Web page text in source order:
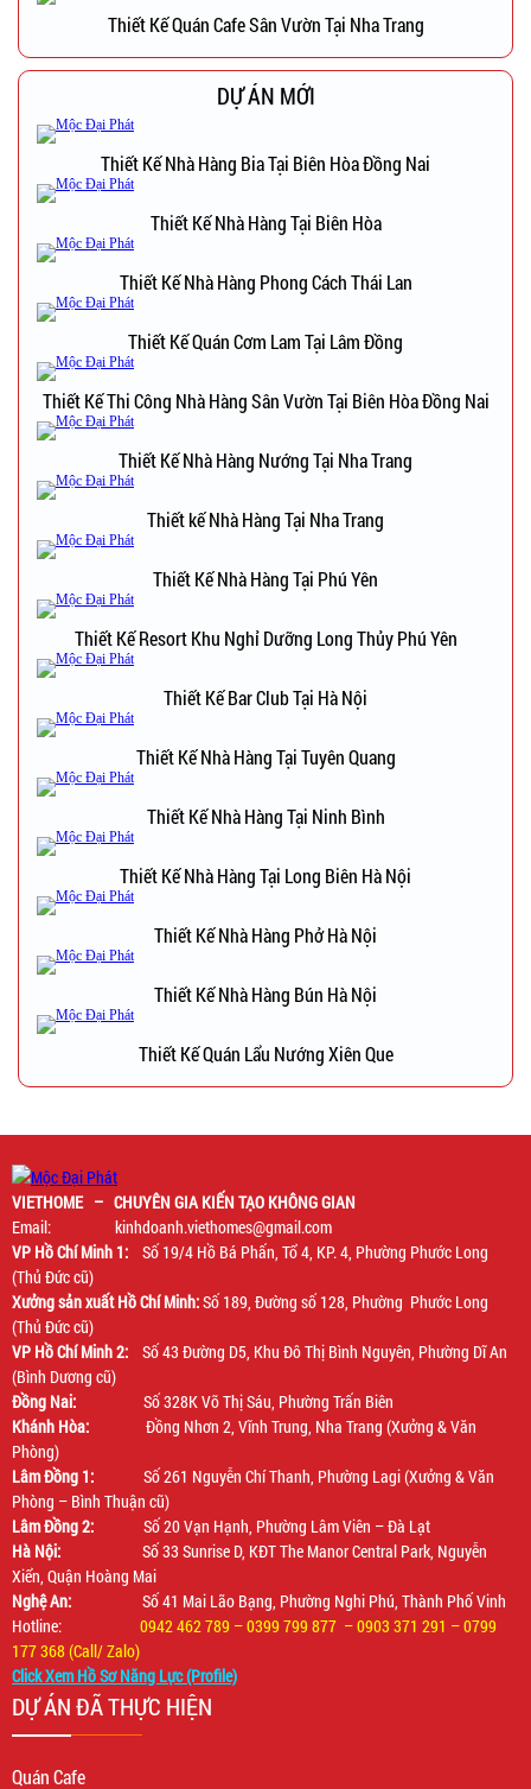
Thiết Kế Quán Cafe Sân Vườn Tại Nha Trang
DỰ ÁN MỚI
Thiết Kế Nhà Hàng Bia Tại Biên Hòa Đồng Nai
Thiết Kế Nhà Hàng Tại Biên Hòa
Thiết Kế Nhà Hàng Phong Cách Thái Lan
Thiết Kế Quán Cơm Lam Tại Lâm Đồng
Thiết Kế Thi Công Nhà Hàng Sân Vườn Tại Biên Hòa Đồng Nai
Thiết Kế Nhà Hàng Nướng Tại Nha Trang
Thiết kế Nhà Hàng Tại Nha Trang
Thiết Kế Nhà Hàng Tại Phú Yên
Thiết Kế Resort Khu Nghỉ Dưỡng Long Thủy Phú Yên
Thiết Kế Bar Club Tại Hà Nội
Thiết Kế Nhà Hàng Tại Tuyên Quang
Thiết Kế Nhà Hàng Tại Ninh Bình
Thiết Kế Nhà Hàng Tại Long Biên Hà Nội
Thiết Kế Nhà Hàng Phở Hà Nội
Thiết Kế Nhà Hàng Bún Hà Nội
Thiết Kế Quán Lẩu Nướng Xiên Que
VIETHOME – CHUYÊN GIA KIẾN TẠO KHÔNG GIAN
Email: kinhdoanh.viethomes@gmail.com
VP Hồ Chí Minh 1: Số 19/4 Hồ Bá Phấn, Tổ 4, KP. 4, Phường Phước Long
(Thủ Đức cũ)
Xưởng sản xuất Hồ Chí Minh:Số 189, Đường số 128, Phường Phước Long
(Thủ Đức cũ)
VP Hồ Chí Minh 2: Số 43 Đường D5, Khu Đô Thị Bình Nguyên, Phường Dĩ An
(Bình Dương cũ)
Đồng Nai: Số 328K Võ Thị Sáu, Phường Trấn Biên
Khánh Hòa: Đồng Nhơn 2, Vĩnh Trung, Nha Trang (Xưởng & Văn
Phòng)
Lâm Đồng 1: Số 261 Nguyễn Chí Thanh, Phường Lagi (Xưởng & Văn
Phòng – Bình Thuận cũ)
Lâm Đồng 2: Số 20 Vạn Hạnh, Phường Lâm Viên – Đà Lạt
Hà Nội: Số 33 Sunrise D, KĐT The Manor Central Park, Nguyễn
Xiển, Quận Hoàng Mai
Nghệ An: Số 41 Mai Lão Bạng, Phường Nghi Phú, Thành Phố Vinh
Hotline: 0942 462 789 – 0399 799 877 – 0903 371 291 – 0799
177 368 (Call/ Zalo)
Click Xem Hồ Sơ Năng Lực (Profile)
DỰ ÁN ĐÃ THỰC HIỆN
Quán Cafe